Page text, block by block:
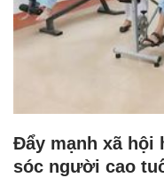
Đẩy mạnh xã hội
sóc người cao